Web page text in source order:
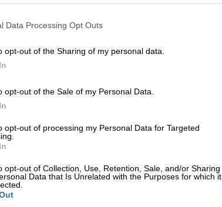
Data Processing Opt Outs
opt-out of the Sharing of my personal data.
opt-out of the Sale of my Personal Data.
opt-out of processing my Personal Data for Targeted
opt-out of Collection, Use, Retention, Sale, and/or Sharing
Data that Is Unrelated with the Purposes for which it
σχολείο στον Αυλώνα - Στο
σταθμού
το τρίχρονο παιδάκι έτρεχε και όπως
το έπιασε από τα μαλλιά
συνελήφθη με την κατηγορία της